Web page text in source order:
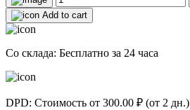
Add to cart
Со склада: Бесплатно за 24 часа
DPD: Стоимость от 300.00 ₽ (от 2 дн.)